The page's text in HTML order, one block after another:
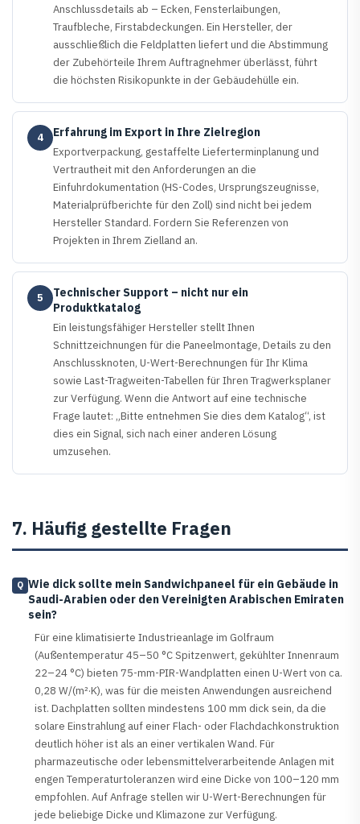
Anschlussdetails ab – Ecken, Fensterlaibungen,
Traufbleche, Firstabdeckungen. Ein Hersteller, der
ausschließlich die Feldplatten liefert und die Abstimmung
der Zubehörteile Ihrem Auftragnehmer überlässt, führt
die höchsten Risikopunkte in der Gebäudehülle ein.
4 Erfahrung im Export in Ihre Zielregion
Exportverpackung, gestaffelte Lieferterminplanung und
Vertrautheit mit den Anforderungen an die
Einfuhrdokumentation (HS-Codes, Ursprungszeugnisse,
Materialprüfberichte für den Zoll) sind nicht bei jedem
Hersteller Standard. Fordern Sie Referenzen von
Projekten in Ihrem Zielland an.
5
Technischer Support – nicht nur ein
Produktkatalog
Ein leistungsfähiger Hersteller stellt Ihnen
Schnittzeichnungen für die Paneelmontage, Details zu den
Anschlussknoten, U-Wert-Berechnungen für Ihr Klima
sowie Last-Tragweiten-Tabellen für Ihren Tragwerksplaner
zur Verfügung. Wenn die Antwort auf eine technische
Frage lautet: „Bitte entnehmen Sie dies dem Katalog“, ist
dies ein Signal, sich nach einer anderen Lösung
umzusehen.
7. Häufig gestellte Fragen
Q Wie dick sollte mein Sandwichpaneel für ein Gebäude in
Saudi-Arabien oder den Vereinigten Arabischen Emiraten
sein?
Für eine klimatisierte Industrieanlage im Golfraum
(Außentemperatur 45–50 °C Spitzenwert, gekühlter Innenraum
22–24 °C) bieten 75-mm-PIR-Wandplatten einen U-Wert von ca.
0,28 W/(m²·K), was für die meisten Anwendungen ausreichend
ist. Dachplatten sollten mindestens 100 mm dick sein, da die
solare Einstrahlung auf einer Flach- oder Flachdachkonstruktion
deutlich höher ist als an einer vertikalen Wand. Für
pharmazeutische oder lebensmittelverarbeitende Anlagen mit
engen Temperaturtoleranzen wird eine Dicke von 100–120 mm
empfohlen. Auf Anfrage stellen wir U-Wert-Berechnungen für
jede beliebige Dicke und Klimazone zur Verfügung.